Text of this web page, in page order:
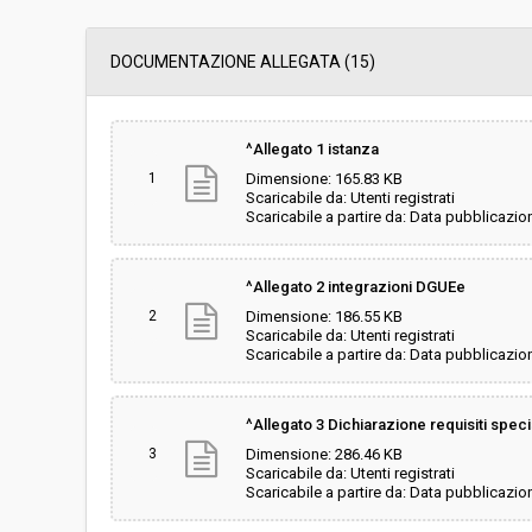
Data pubblicazione:
Svolgimento: Gara in busta
Responsabile attuale:
Territorio
DOCUMENTAZIONE ALLEGATA (15)
1
^Allegato 1 istanza
Dimensione: 165.83 KB
Scaricabile da: Utenti registrati
Scaricabile a partire da: Data
2
^Allegato 2 integrazioni DGUEe
Dimensione: 186.55 KB
Scaricabile da: Utenti registrati
Scaricabile a partire da: Data
3
^Allegato 3 Dichiarazione requisiti
Dimensione: 286.46 KB
Scaricabile da: Utenti registrati
Scaricabile a partire da: Data